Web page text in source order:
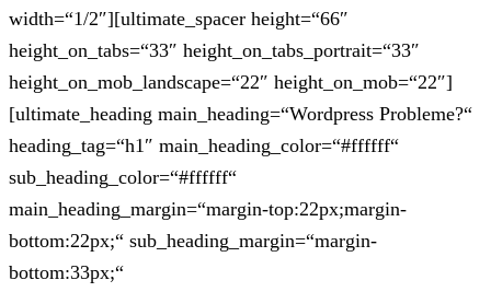
width=“1/2″][ultimate_spacer height=“66″
height_on_tabs=“33″ height_on_tabs_portrait=“33″
height_on_mob_landscape=“22″ height_on_mob=“22″]
[ultimate_heading main_heading=“Wordpress Probleme?“
heading_tag=“h1″ main_heading_color=“#ffffff“
sub_heading_color=“#ffffff“
main_heading_margin=“margin-top:22px;margin-
bottom:22px;“ sub_heading_margin=“margin-
bottom:33px;“